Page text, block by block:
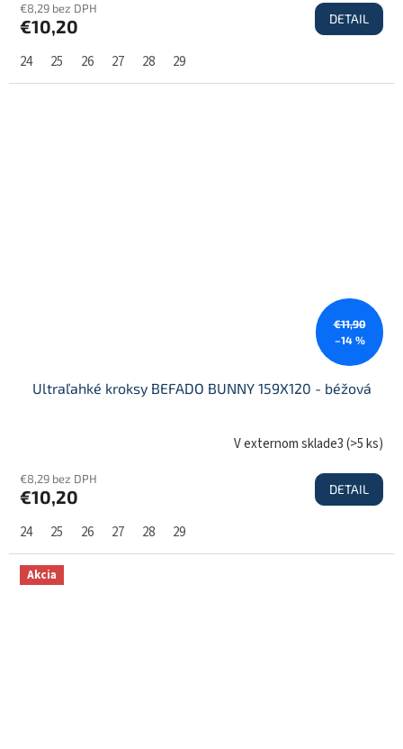
€8,29 bez DPH
€10,20 DETAIL
24 25 26 27 28 29
€11,90
–14 %
Ultraľahké kroksy BEFADO BUNNY 159X120 - béžová
V externom sklade3(>5 ks)
€8,29 bez DPH
€10,20 DETAIL
24 25 26 27 28 29
Akcia